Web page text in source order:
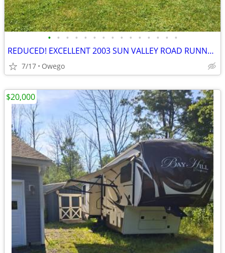
• • • • • • • • • • • • • • •
REDUCED! EXCELLENT 2003 SUN VALLEY ROAD RUNNER CAMPER
7/17 Owego
$20,000